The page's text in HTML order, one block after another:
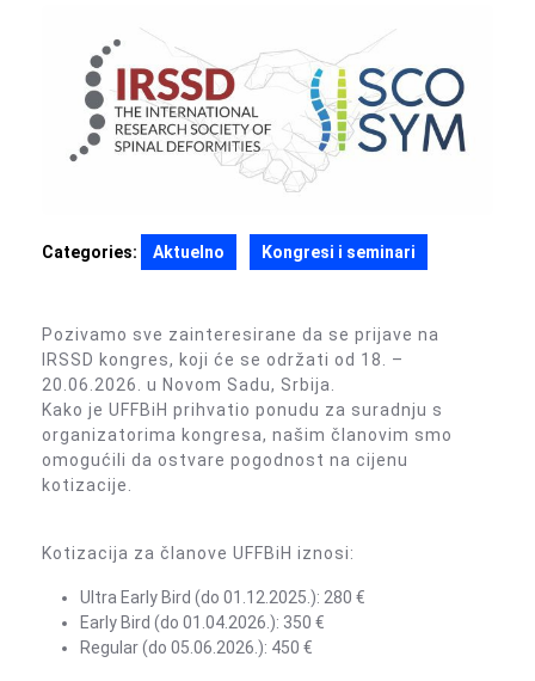
Categories: Aktuelno Kongresi i seminari
Pozivamo sve zainteresirane da se prijave na
IRSSD kongres, koji će se održati od 18. –
20.06.2026. u Novom Sadu, Srbija.
Kako je UFFBiH prihvatio ponudu za suradnju s
organizatorima kongresa, našim članovim smo
omogućili da ostvare pogodnost na cijenu
kotizacije.
Kotizacija za članove UFFBiH iznosi:
Ultra Early Bird (do 01.12.2025.): 280 €
Early Bird (do 01.04.2026.): 350 €
Regular (do 05.06.2026.): 450 €